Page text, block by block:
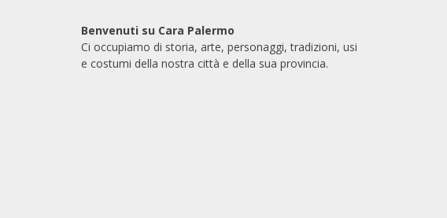
Benvenuti su Cara Palermo
Ci occupiamo di storia, arte, personaggi, tradizioni, usi
e costumi della nostra città e della sua provincia.